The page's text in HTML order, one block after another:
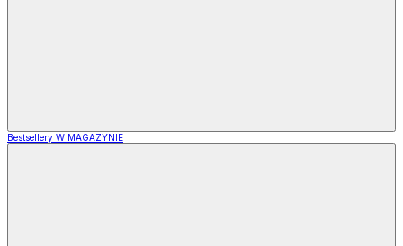
Bestsellery W MAGAZYNIE